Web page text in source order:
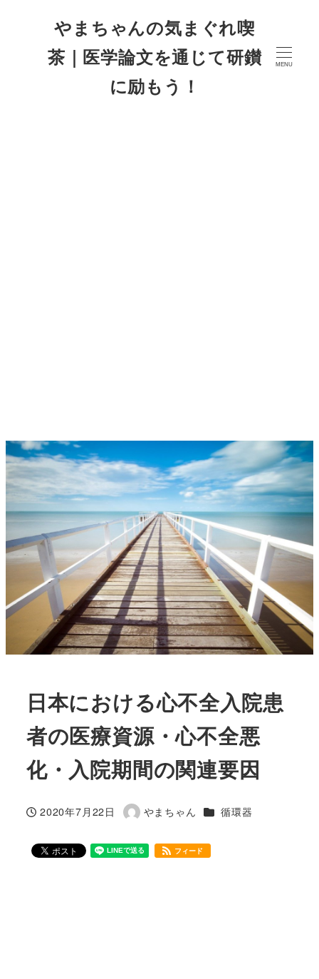
やまちゃんの気まぐれ喫
茶｜医学論文を通じて研鑚
に励もう！
MENU
日本における心不全入院患
者の医療資源・心不全悪
化・入院期間の関連要因
投稿日
2020年7月22日
著
やまちゃん カテゴリー
循環器
フィード